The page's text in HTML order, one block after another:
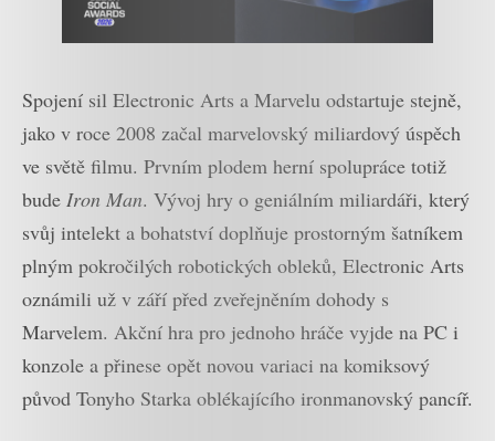
Spojení sil Electronic Arts a Marvelu odstartuje stejně,
jako v roce 2008 začal marvelovský miliardový úspěch
ve světě filmu. Prvním plodem herní spolupráce totiž
bude Iron Man. Vývoj hry o geniálním miliardáři, který
svůj intelekt a bohatství doplňuje prostorným šatníkem
plným pokročilých robotických obleků, Electronic Arts
oznámili už v září před zveřejněním dohody s
Marvelem. Akční hra pro jednoho hráče vyjde na PC i
konzole a přinese opět novou variaci na komiksový
původ Tonyho Starka oblékajícího ironmanovský pancíř.